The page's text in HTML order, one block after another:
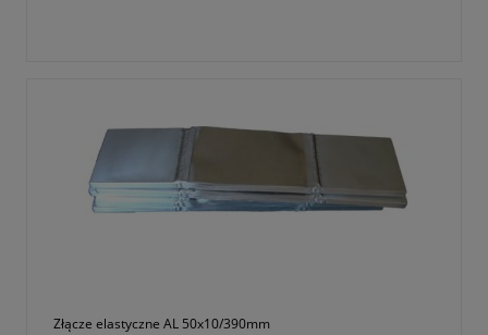
Złącze elastyczne AL 50x10/390mm